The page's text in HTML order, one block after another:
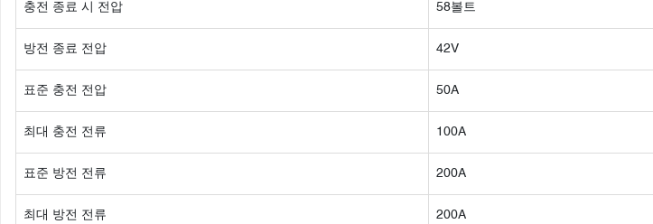
충전 종료 시 전압 58볼트
방전 종료 전압 42V
표준 충전 전압 50A
최대 충전 전류 100A
표준 방전 전류 200A
최대 방전 전류 200A